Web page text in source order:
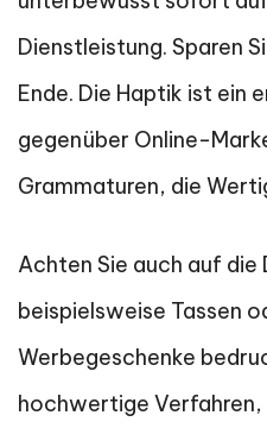
Dienstleistung. Sparen
Ende. Die Haptik ist ein
gegenüber Online-
Grammaturen, die
Achten Sie auch auf die
beispielsweise Tassen
Werbegeschenke
hochwertige Verfahren,